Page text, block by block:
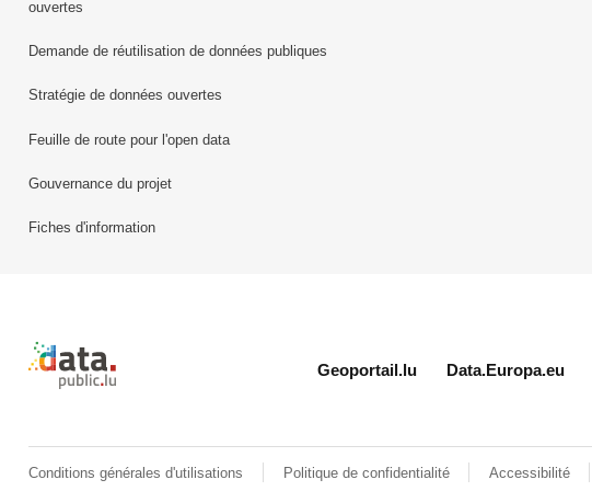
ouvertes
Demande de réutilisation de données publiques
Stratégie de données ouvertes
Feuille de route pour l'open data
Gouvernance du projet
Fiches d'information
Retour à l'accueil de data.public.lu
Geoportail.lu Data.Europa.eu
Conditions générales d'utilisations Politique de confidentialité Accessibilité